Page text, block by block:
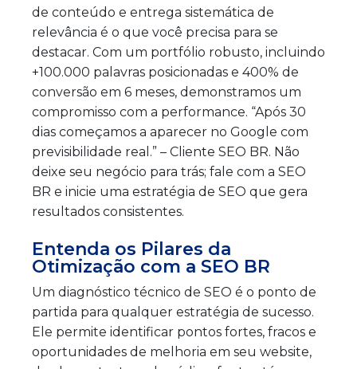
de conteúdo e entrega sistemática de
relevância é o que você precisa para se
destacar. Com um portfólio robusto, incluindo
+100.000 palavras posicionadas e 400% de
conversão em 6 meses, demonstramos um
compromisso com a performance. “Após 30
dias começamos a aparecer no Google com
previsibilidade real.” – Cliente SEO BR. Não
deixe seu negócio para trás; fale com a SEO
BR e inicie uma estratégia de SEO que gera
resultados consistentes.
Entenda os Pilares da
Otimização com a SEO BR
Um diagnóstico técnico de SEO é o ponto de
partida para qualquer estratégia de sucesso.
Ele permite identificar pontos fortes, fracos e
oportunidades de melhoria em seu website,